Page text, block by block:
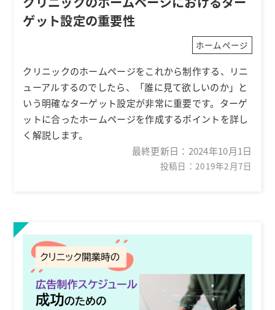
ゲット設定の重要性
ホームページ
クリニックのホームページをこれから制作する、リニ
ューアルするのでしたら、「誰に見て欲しいのか」と
いう明確なターゲット設定が非常に重要です。ターゲ
ットに合ったホームページを作成するポイントを詳し
く解説します。
最終更新日： 2024年10月1日
投稿日：2019年2月7日